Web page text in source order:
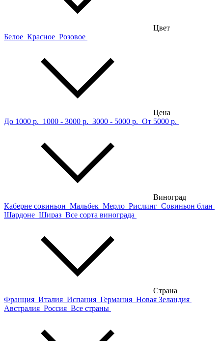
Цвет
Белое Красное Розовое
Цена
До 1000 р. 1000 - 3000 р. 3000 - 5000 р. От 5000 р.
Виноград
Каберне совиньон Мальбек Мерло Рислинг Совиньон блан
Шардоне Шираз Все сорта винограда
Страна
Франция Италия Испания Германия Новая Зеландия
Австралия Россия Все страны